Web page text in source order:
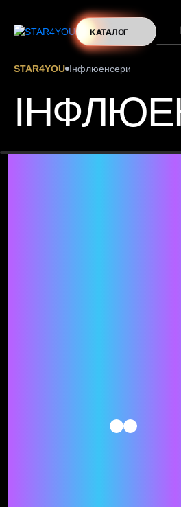
КАТАЛОГ
STAR4YOU Інфлюенсери
-